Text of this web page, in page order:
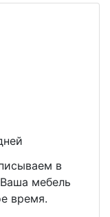
в
мебель
время.